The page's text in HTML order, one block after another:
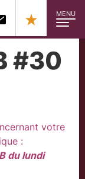
MENU
#30
votre
:
du lundi